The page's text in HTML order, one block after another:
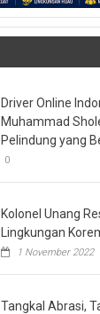
Driver Online
Muhammad
Pelindung yang
0
Kolonel Unang
Lingkungan
1 November 2022
Tangkal Abrasi,